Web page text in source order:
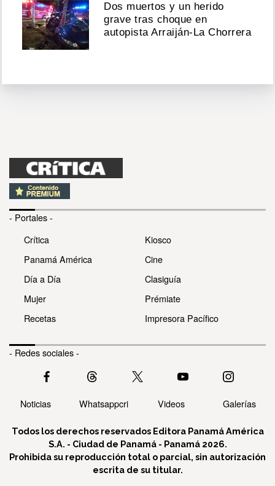
Dos muertos y un herido
grave tras choque en
autopista Arraiján-La Chorrera
- Portales -
Crítica
Panamá América
Día a Día
Mujer
Recetas
Kiosco
Cine
Clasiguía
Prémiate
Impresora Pacífico
- Redes sociales -
Noticias Whatsappcri Videos Galerías
Todos los derechos reservados Editora Panamá América
S.A. - Ciudad de Panamá - Panamá 2026.
Prohibida su reproducción total o parcial, sin autorización
escrita de su titular.